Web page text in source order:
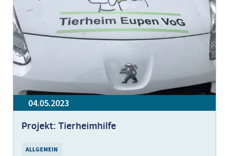
04.05.2023
Projekt: Tierheimhilfe
ALLGEMEIN